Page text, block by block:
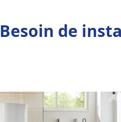
Besoin de